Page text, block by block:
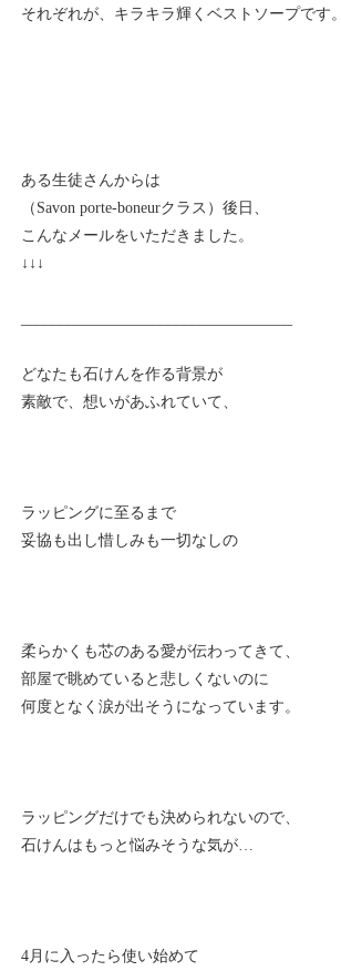
それぞれが、キラキラ輝くベストソープです。
ある生徒さんからは
（Savon porte-boneurクラス）後日、
こんなメールをいただきました。
↓↓↓
どなたも石けんを作る背景が
素敵で、想いがあふれていて、
ラッピングに至るまで
妥協も出し惜しみも一切なしの
柔らかくも芯のある愛が伝わってきて、
部屋で眺めていると悲しくないのに
何度となく涙が出そうになっています。
ラッピングだけでも決められないので、
石けんはもっと悩みそうな気が…
4月に入ったら使い始めて